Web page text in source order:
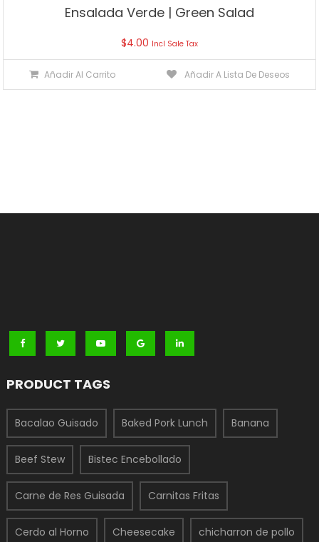
Ensalada Verde | Green Salad
$4.00 Incl Sale Tax
Añadir Al Carrito Añadir A Lista De Deseos
PRODUCT TAGS
Bacalao Guisado Baked Pork Lunch Banana
Beef Stew Bistec Encebollado
Carne de Res Guisada Carnitas Fritas
Cerdo al Horno Cheesecake chicharron de pollo